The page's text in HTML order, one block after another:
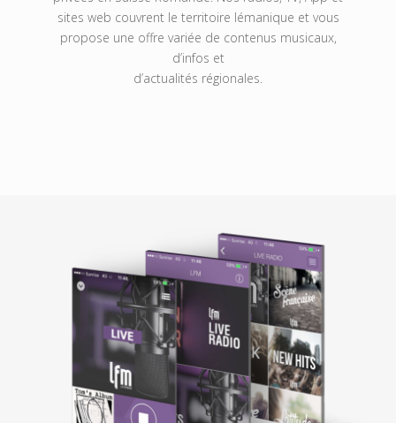
sites web couvrent le territoire lémanique et vous
propose une offre variée de contenus musicaux,
d’infos et
d’actualités régionales.